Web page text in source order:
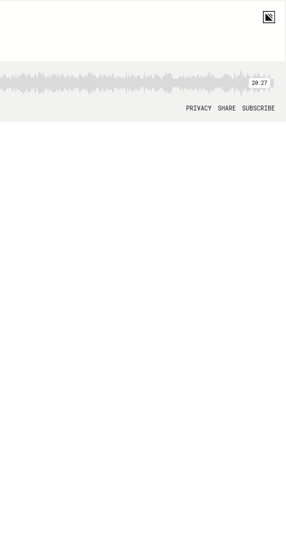
20:27
PRIVACY SHARE SUBSCRIBE